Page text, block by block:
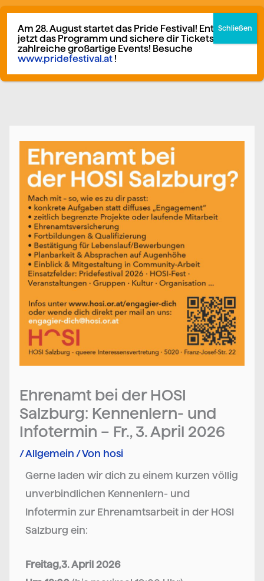
Zum
Inhalt
springen
Mitglied werden
Ehrenamt bei der HOSI
Salzburg: Kennenlern- und
Infotermin – Fr., 3. April 2026
/Allgemein / Von hosi
Gerne laden wir dich zu einem kurzen völlig
unverbindlichen Kennenlern- und
Infotermin zur Ehrenamtsarbeit in der HOSI
Salzburg ein:
Freitag,3. April 2026
F
a
c
k
I
n
s
a
Am 28. August startet das Pride Festival! Entdecke
jetzt das Programm und sichere dir Tickets für
zahlreiche großartige Events! Besuche
www.pridefestival.at !